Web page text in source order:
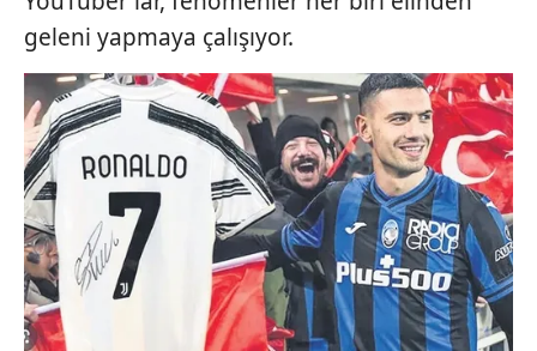
geleni yapmaya çalışıyor.